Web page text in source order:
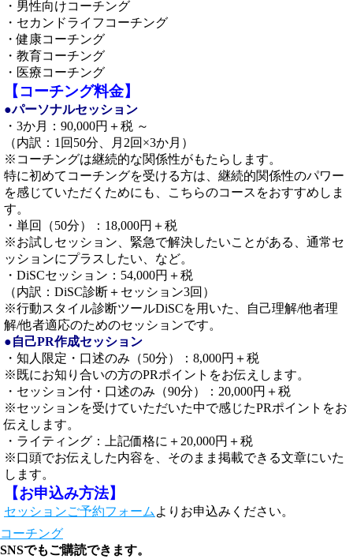
・男性向けコーチング
・セカンドライフコーチング
・健康コーチング
・教育コーチング
・医療コーチング
【コーチング料金】
●パーソナルセッション
・3か月：90,000円＋税 ～
（内訳：1回50分、月2回×3か月）
※コーチングは継続的な関係性がもたらします。
特に初めてコーチングを受ける方は、継続的関係性のパワー
を感じていただくためにも、こちらのコースをおすすめしま
す。
・単回（50分）：18,000円＋税
※お試しセッション、緊急で解決したいことがある、通常セ
ッションにプラスしたい、など。
・DiSCセッション：54,000円＋税
（内訳：DiSC診断＋セッション3回）
※行動スタイル診断ツールDiSCを用いた、自己理解/他者理
解/他者適応のためのセッションです。
●自己PR作成セッション
・知人限定・口述のみ（50分）：8,000円＋税
※既にお知り合いの方のPRポイントをお伝えします。
・セッション付・口述のみ（90分）：20,000円＋税
※セッションを受けていただいた中で感じたPRポイントをお
伝えします。
・ライティング：上記価格に＋20,000円＋税
※口頭でお伝えした内容を、そのまま掲載できる文章にいた
します。
【お申込み方法】
セッションご予約フォーム よりお申込みください。
コーチング
SNSでもご購読できます。